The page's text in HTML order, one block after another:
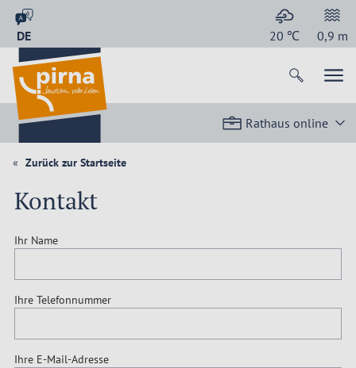
DE 20 ℃ 0,9 m
Rathaus online
Zurück zur Startseite
Kontakt
Ihr Name
Ihre Telefonnummer
Ihre E-Mail-Adresse